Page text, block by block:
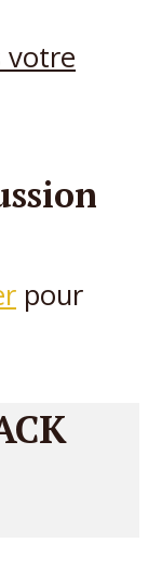
votre
pour